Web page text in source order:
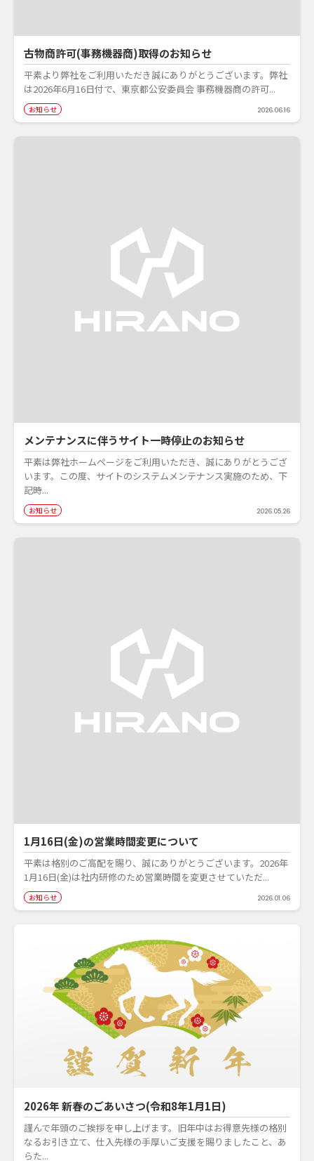
古物商許可(事務機器商)取得のお知らせ
平素より弊社をご利用いただき誠にありがとうございます。弊社
は2026年6月16日付で、東京都公安委員会 事務機器商の許可...
お知らせ 2026.06.16
メンテナンスに伴うサイト一時停止のお知らせ
平素は弊社ホームページをご利用いただき、誠にありがとうござ
います。この度、サイトのシステムメンテナンス実施のため、下
記時...
お知らせ 2026.05.26
1月16日(金)の営業時間変更について
平素は格別のご高配を賜り、誠にありがとうございます。2026年
1月16日(金)は社内研修のため営業時間を変更させていただ...
お知らせ 2026.01.06
2026年 新春のごあいさつ(令和8年1月1日)
謹んで年頭のご挨拶を申し上げます。旧年中はお得意先様の格別
なるお引き立て、仕入先様の手厚いご支援を賜りましたこと、あ
らた...